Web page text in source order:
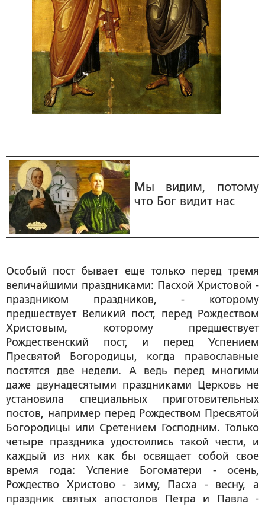
Мы видим, потому
что Бог видит нас
Особый пост бывает еще только перед тремя
величайшими праздниками: Пасхой Христовой -
праздником праздников, - которому
предшествует Великий пост, перед Рождеством
Христовым, которому предшествует
Рождественский пост, и перед Успением
Пресвятой Богородицы, когда православные
постятся две недели. А ведь перед многими
даже двунадесятыми праздниками Церковь не
установила специальных приготовительных
постов, например перед Рождеством Пресвятой
Богородицы или Сретением Господним. Только
четыре праздника удостоились такой чести, и
каждый из них как бы освящает собой свое
время года: Успение Богоматери - осень,
Рождество Христово - зиму, Пасха - весну, а
праздник святых апостолов Петра и Павла -